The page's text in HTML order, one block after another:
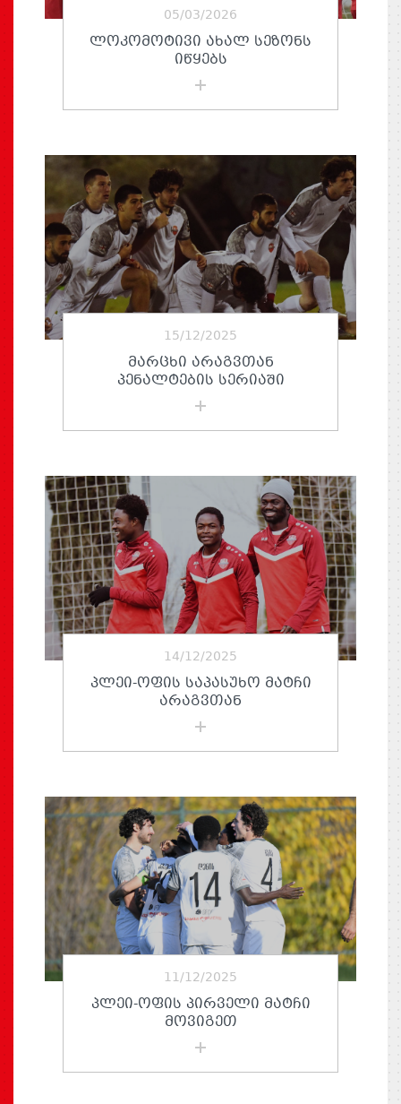
05/03/2026
ᲚᲝᲙᲝᲛᲝᲢᲘᲕᲘ ᲐᲮᲐᲚ ᲡᲔᲖᲝᲜᲡ
ᲘᲬᲧᲔᲑᲡ
15/12/2025
ᲛᲐᲠᲪᲮᲘ ᲐᲠᲐᲒᲕᲗᲐᲜ
ᲞᲔᲜᲐᲚᲢᲔᲑᲘᲡ ᲡᲔᲠᲘᲐᲨᲘ
14/12/2025
ᲞᲚᲔᲘ-ᲝᲤᲘᲡ ᲡᲐᲞᲐᲡᲣᲮᲝ ᲛᲐᲢᲩᲘ
ᲐᲠᲐᲒᲕᲗᲐᲜ
11/12/2025
ᲞᲚᲔᲘ-ᲝᲤᲘᲡ ᲞᲘᲠᲕᲔᲚᲘ ᲛᲐᲢᲩᲘ
ᲛᲝᲕᲘᲒᲔᲗ